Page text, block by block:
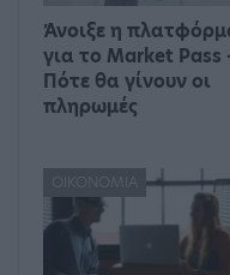
Άνοιξε η
για το Market Pass
Πότε θα γίνουν οι
πληρωμές
ΟΙΚΟΝΟΜΊΑ